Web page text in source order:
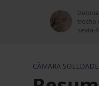
Detonação
trecho da
sexta-feira
CÂMARA SOLEDADE